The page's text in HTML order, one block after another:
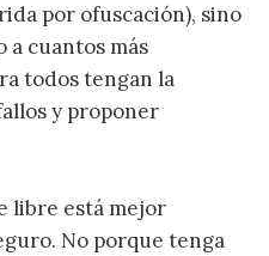
por ofuscación), sino
a cuantos más
todos tengan la
y proponer
libre está mejor
No porque tenga